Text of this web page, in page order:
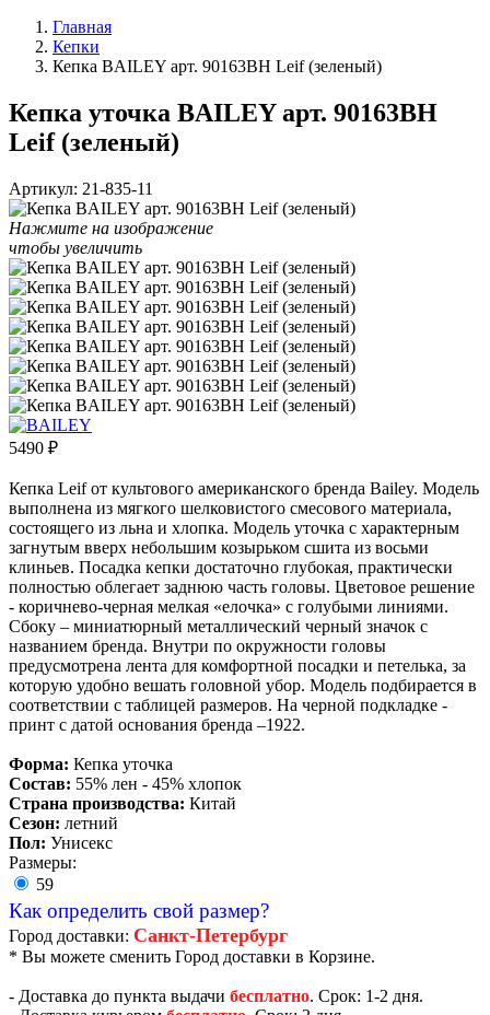
Главная
Кепки
Кепка BAILEY арт. 90163BH Leif (зеленый)
Кепка уточка BAILEY арт. 90163BH
Leif (зеленый)
Артикул: 21-835-11
Нажмите на изображение
чтобы увеличить
5490 ₽
Кепка Leif от культового американского бренда Bailey. Модель
выполнена из мягкого шелковистого смесового материала,
состоящего из льна и хлопка. Модель уточка с характерным
загнутым вверх небольшим козырьком сшита из восьми
клиньев. Посадка кепки достаточно глубокая, практически
полностью облегает заднюю часть головы. Цветовое решение
- коричнево-черная мелкая «елочка» с голубыми линиями.
Сбоку – миниатюрный металлический черный значок с
названием бренда. Внутри по окружности головы
предусмотрена лента для комфортной посадки и петелька, за
которую удобно вешать головной убор. Модель подбирается в
соответствии с таблицей размеров. На черной подкладке -
принт с датой основания бренда –1922.
Форма: Кепка уточка
Состав: 55% лен - 45% хлопок
Страна производства: Китай
Сезон: летний
Пол: Унисекс
Размеры:
59
Как определить свой размер?
Город доставки: Санкт-Петербург
* Вы можете сменить Город доставки в Корзине.
- Доставка до пункта выдачи бесплатно. Срок: 1-2 дня.